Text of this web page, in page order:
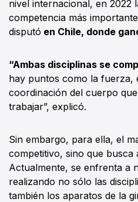
nivel internacional, en 2022
competencia más
disputó en Chile, donde
“Ambas disciplinas se
hay puntos como la fuerza,
coordinación del cuerpo
trabajar”, explicó.
Sin embargo, para ella, el
competitivo, sino que busca
Actualmente, se enfrenta a
realizando no sólo las
también los aparatos de la